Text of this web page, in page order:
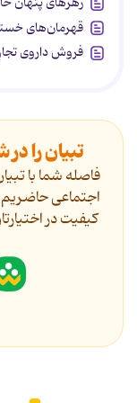
قهرمان‌های
فروش داروی
تبیان را
فاصله شما با
اجتماعی حاضریم
کیفیت در